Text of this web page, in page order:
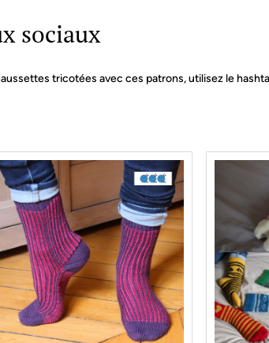
sociaux
tricotées avec ces patrons, utilisez le